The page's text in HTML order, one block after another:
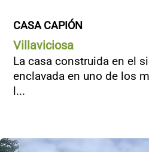
CASA CAPIÓN
Villaviciosa
La casa construida en el
enclavada en uno de los
l...